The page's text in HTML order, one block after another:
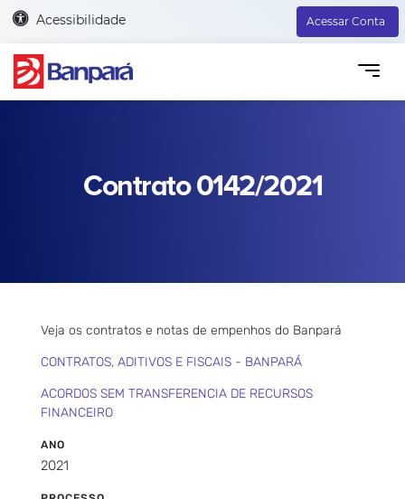
Acessibilidade Acessar Conta
Contrato 0142/2021
Veja os contratos e notas de empenhos do Banpará
CONTRATOS, ADITIVOS E FISCAIS - BANPARÁ
ACORDOS SEM TRANSFERENCIA DE RECURSOS
FINANCEIRO
ANO
2021